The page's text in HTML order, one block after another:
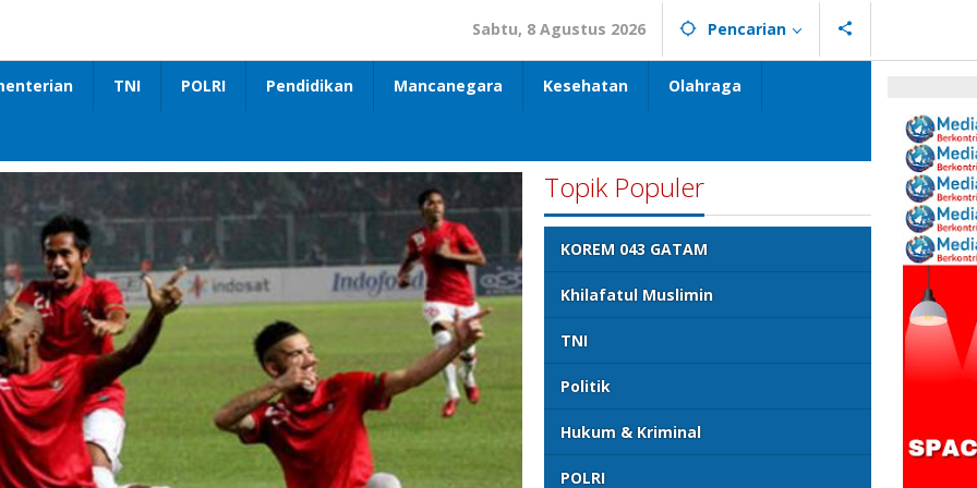
Sabtu, 8 Agustus 2026 Pencarian
TNI POLRI Pendidikan Mancanegara Kesehatan Olahraga
Topik Populer
KOREM 043 GATAM
Khilafatul Muslimin
TNI
Politik
Hukum & Kriminal
POLRI